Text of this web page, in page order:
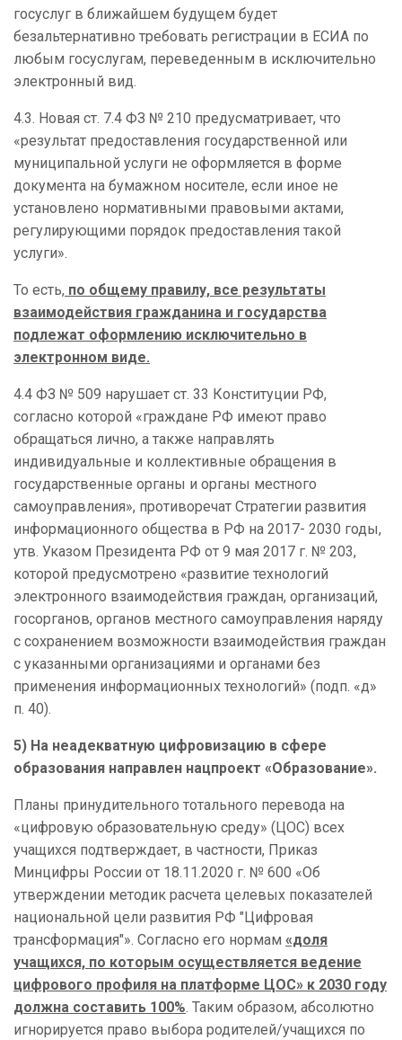
госуслуг в ближайшем будущем будет
безальтернативно требовать регистрации в ЕСИА по
любым госуслугам, переведенным в исключительно
электронный вид.
4.3. Новая ст. 7.4 ФЗ № 210 предусматривает, что
«результат предоставления государственной или
муниципальной услуги не оформляется в форме
документа на бумажном носителе, если иное не
установлено нормативными правовыми актами,
регулирующими порядок предоставления такой
услуги».
То есть, по общему правилу, все результаты
взаимодействия гражданина и государства
подлежат оформлению исключительно в
электронном виде.
4.4 ФЗ № 509 нарушает ст. 33 Конституции РФ,
согласно которой «граждане РФ имеют право
обращаться лично, а также направлять
индивидуальные и коллективные обращения в
государственные органы и органы местного
самоуправления», противоречат Стратегии развития
информационного общества в РФ на 2017- 2030 годы,
утв. Указом Президента РФ от 9 мая 2017 г. № 203,
которой предусмотрено «развитие технологий
электронного взаимодействия граждан, организаций,
госорганов, органов местного самоуправления наряду
с сохранением возможности взаимодействия граждан
с указанными организациями и органами без
применения информационных технологий» (подп. «д»
п. 40).
5) На неадекватную цифровизацию в сфере
образования направлен нацпроект «Образование».
Планы принудительного тотального перевода на
«цифровую образовательную среду» (ЦОС) всех
учащихся подтверждает, в частности, Приказ
Минцифры России от 18.11.2020 г. № 600 «Об
утверждении методик расчета целевых показателей
национальной цели развития РФ "Цифровая
трансформация"». Согласно его нормам «доля
учащихся, по которым осуществляется ведение
цифрового профиля на платформе ЦОС» к 2030 году
должна составить 100%. Таким образом, абсолютно
игнорируется право выбора родителей/учащихся по